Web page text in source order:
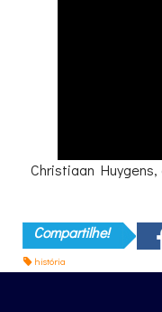
Christiaan
Compartilhe!
história